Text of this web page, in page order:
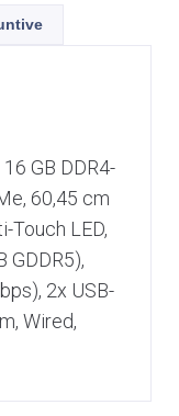
GB DDR4-
60,45 cm
Touch LED,
GDDR5),
2x USB-
Wired,